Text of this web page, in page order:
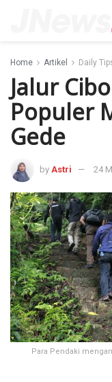
Home Artikel Daily
Jalur
Populer
Gede
by Astri 24
Para Pendaki